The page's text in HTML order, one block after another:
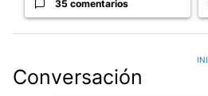
35 comentarios
Conversación